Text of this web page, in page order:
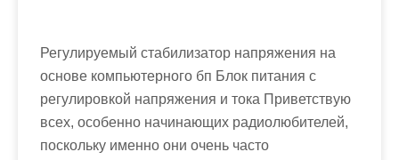
Регулируемый стабилизатор напряжения на
основе компьютерного бп Блок питания с
регулировкой напряжения и тока Приветствую
всех, особенно начинающих радиолюбителей,
поскольку именно они очень часто